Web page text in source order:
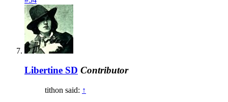
Libertine SD Contributor
tithon said: ↑